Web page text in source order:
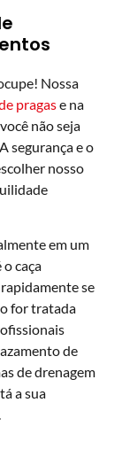
Nossa
pragase na
não seja
segurança e o
nosso
em um
caça
se
for tratada
de
de drenagem
a sua